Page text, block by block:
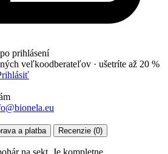
prihlásení
veľkoodberateľov · ušetríte až 20 %
a platba Recenzie (0)
na sekt. Je kompletne